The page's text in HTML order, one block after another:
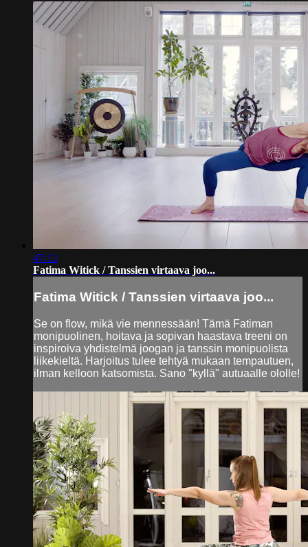
47:12
Fatima Witick / Tanssien virtaava joo...
Fatima Witick / Tanssien virtaava joo...
Se on flow, mikä vie mennessään! Tämä Fatiman
monipuolinen, hoitava ja sopivan haastava treeni on
inspiroiva yhdistelmä joogan ja tanssin monipuolista
liikekieltä. Harjoitus tulee tehtyä mukaan tempautuen,
ilman kelloon katsomista. Sano "kyllä" autuaalle ololle!